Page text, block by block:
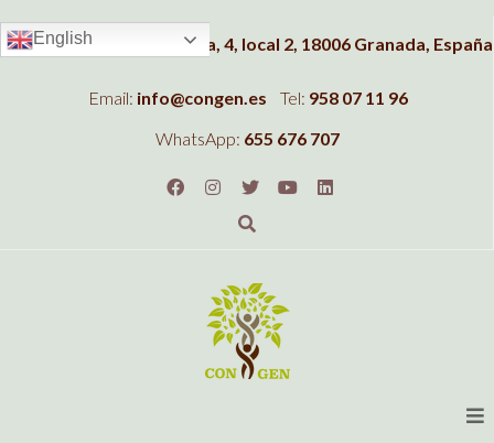
Dirección: C/Albahaca, 4, local 2, 18006 Granada, España
Email: info@congen.es Tel: 958 07 11 96
WhatsApp: 655 676 707
English